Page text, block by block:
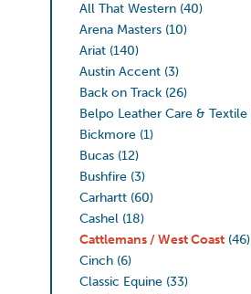
All That Western (40)
Arena Masters (10)
Ariat (140)
Austin Accent (3)
Back on Track (26)
Belpo Leather Care & Textile
Bickmore (1)
Bucas (12)
Bushfire (3)
Carhartt (60)
Cashel (18)
Cattlemans / West Coast (46)
Cinch (6)
Classic Equine (33)